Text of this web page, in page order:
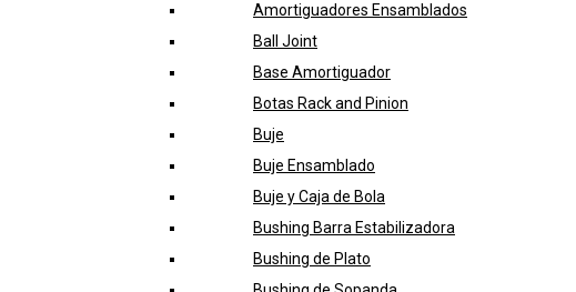
Amortiguadores Ensamblados
Ball Joint
Base Amortiguador
Botas Rack and Pinion
Buje
Buje Ensamblado
Buje y Caja de Bola
Bushing Barra Estabilizadora
Bushing de Plato